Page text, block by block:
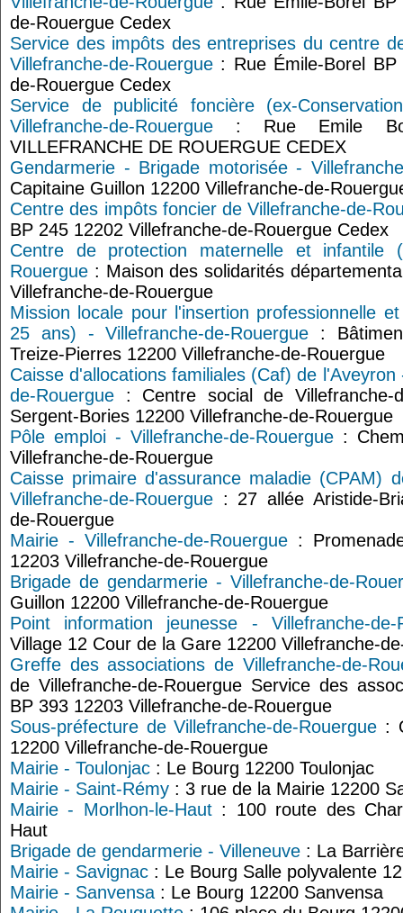
de-Rouergue Cedex
Service des impôts des entreprises du centre
Villefranche-de-Rouergue : Rue Émile-Borel
de-Rouergue Cedex
Service de publicité foncière (ex-
Villefranche-de-Rouergue : Rue Emile
VILLEFRANCHE DE ROUERGUE CEDEX
Gendarmerie - Brigade motorisée -
Capitaine Guillon 12200 Villefranche-de-
Centre des impôts foncier de Villefranche-de-
BP 245 12202 Villefranche-de-Rouergue Cedex
Centre de protection maternelle et infantile
Rouergue : Maison des solidarités
Villefranche-de-Rouergue
Mission locale pour l'insertion professionnelle
25 ans) - Villefranche-de-Rouergue :
Treize-Pierres 12200 Villefranche-de-Rouergue
Caisse d'allocations familiales (Caf) de
de-Rouergue : Centre social de Villefranche-
Sergent-Bories 12200 Villefranche-de-Rouergue
Pôle emploi - Villefranche-de-Rouergue :
Villefranche-de-Rouergue
Caisse primaire d'assurance maladie (CPAM)
Villefranche-de-Rouergue : 27 allée Aristide-
de-Rouergue
Mairie - Villefranche-de-Rouergue :
12203 Villefranche-de-Rouergue
Brigade de gendarmerie - Villefranche-de-
Guillon 12200 Villefranche-de-Rouergue
Point information jeunesse - Villefranche-de-
Village 12 Cour de la Gare 12200 Villefranche-
Greffe des associations de Villefranche-de-
de Villefranche-de-Rouergue Service des
BP 393 12203 Villefranche-de-Rouergue
Sous-préfecture de Villefranche-de-Rouergue :
12200 Villefranche-de-Rouergue
Mairie - Toulonjac : Le Bourg 12200 Toulonjac
Mairie - Saint-Rémy : 3 rue de la Mairie 12200
Mairie - Morlhon-le-Haut: 100 route des
Haut
Brigade de gendarmerie - Villeneuve : La
Mairie - Savignac : Le Bourg Salle polyvalente
Mairie - Sanvensa : Le Bourg 12200 Sanvensa